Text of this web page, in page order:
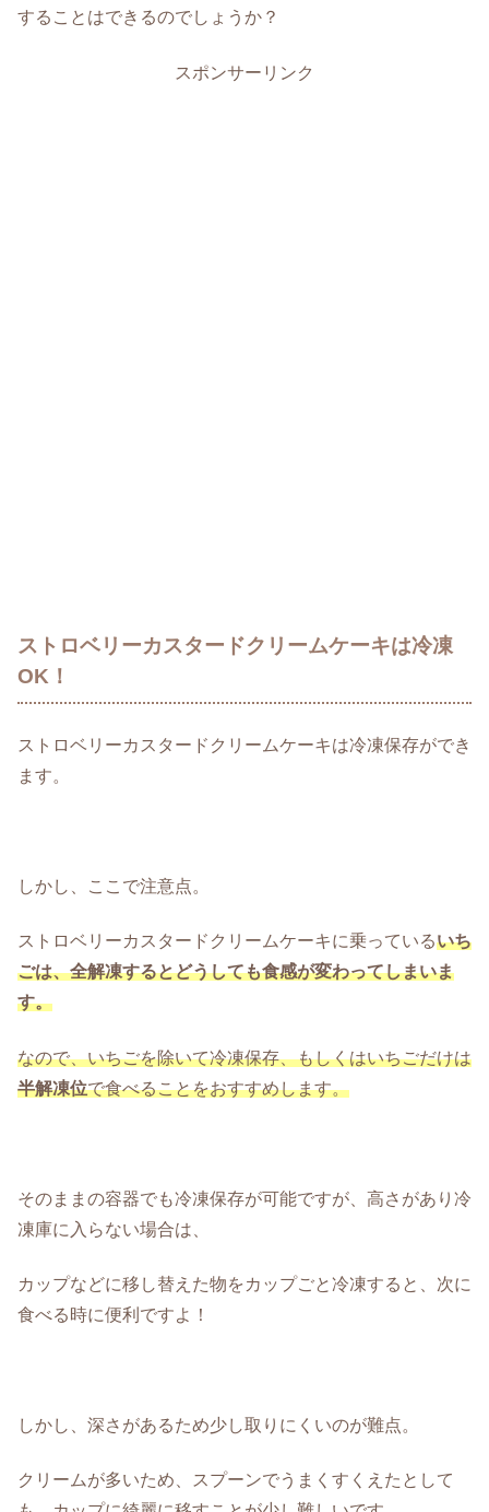
することはできるのでしょうか？
スポンサーリンク
ストロベリーカスタードクリームケーキは冷凍
OK！
ストロベリーカスタードクリームケーキは冷凍保存ができ
ます。
しかし、ここで注意点。
ストロベリーカスタードクリームケーキに乗っているいち
ごは、全解凍するとどうしても食感が変わってしまいま
す。
なので、いちごを除いて冷凍保存、もしくはいちごだけは
半解凍位で食べることをおすすめします。
そのままの容器でも冷凍保存が可能ですが、高さがあり冷
凍庫に入らない場合は、
カップなどに移し替えた物をカップごと冷凍すると、次に
食べる時に便利ですよ！
しかし、深さがあるため少し取りにくいのが難点。
クリームが多いため、スプーンでうまくすくえたとして